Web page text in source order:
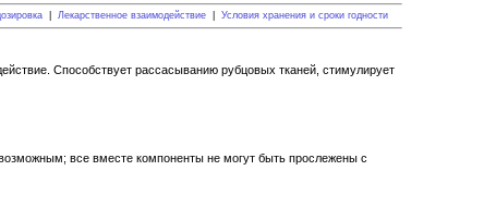
| Лекарственное взаимодействие| Условия хранения и сроки годности
Cпособствует рассасыванию рубцовых тканей, стимулирует
все вместе компоненты не могут быть прослежены с